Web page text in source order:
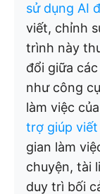
sử dụng AI
viết, chỉnh
trình này
đổi giữa
như công
làm việc
trợ giúp
gian làm
chuyện, tài
duy trì bối